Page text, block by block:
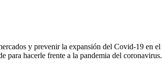
y prevenir la expansión del Covid-19 en
para hacerle frente a la pandemia del coronavirus.